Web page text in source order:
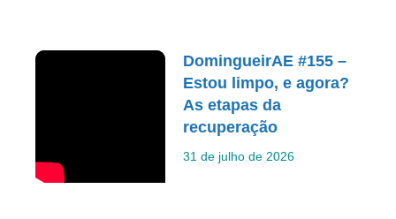
DomingueirAE #155 –
Estou limpo, e agora?
As etapas da
recuperação
31 de julho de 2026